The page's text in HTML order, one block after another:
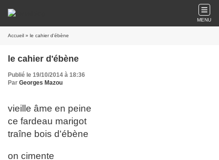
MENU
Accueil » le cahier d'ébène
le cahier d'ébène
Publié le 19/10/2014 à 18:36
Par Georges Mazou
vieille âme en peine
ce fardeau marigot
traîne bois d'ébène
on cimente